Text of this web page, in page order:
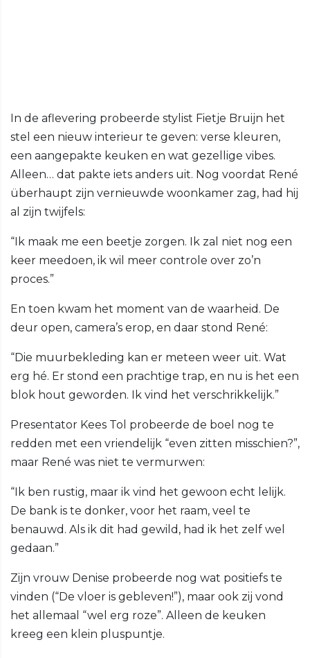
In de aflevering probeerde stylist Fietje Bruijn het
stel een nieuw interieur te geven: verse kleuren,
een aangepakte keuken en wat gezellige vibes.
Alleen… dat pakte iets anders uit. Nog voordat René
überhaupt zijn vernieuwde woonkamer zag, had hij
al zijn twijfels:
“Ik maak me een beetje zorgen. Ik zal niet nog een
keer meedoen, ik wil meer controle over zo’n
proces.”
En toen kwam het moment van de waarheid. De
deur open, camera’s erop, en daar stond René:
“Die muurbekleding kan er meteen weer uit. Wat
erg hé. Er stond een prachtige trap, en nu is het een
blok hout geworden. Ik vind het verschrikkelijk.”
Presentator Kees Tol probeerde de boel nog te
redden met een vriendelijk “even zitten misschien?”,
maar René was niet te vermurwen:
“Ik ben rustig, maar ik vind het gewoon echt lelijk.
De bank is te donker, voor het raam, veel te
benauwd. Als ik dit had gewild, had ik het zelf wel
gedaan.”
Zijn vrouw Denise probeerde nog wat positiefs te
vinden (“De vloer is gebleven!”), maar ook zij vond
het allemaal “wel erg roze”. Alleen de keuken
kreeg een klein pluspuntje.